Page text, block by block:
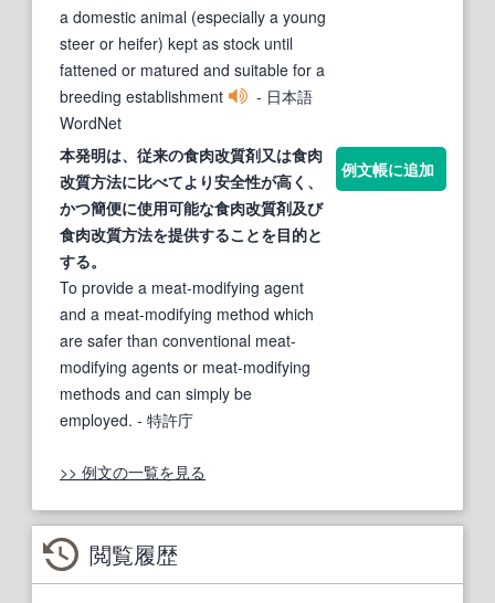
a domestic animal (especially a young
steer or heifer) kept as stock until
fattened or matured and suitable for a
breeding establishment
- 日本語
WordNet
本発明は、従来の食肉改質剤又は食肉
改質方法に比べてより安全性が高く、
かつ簡便に使用可能な食肉改質剤及び
食肉改質方法を提供することを目的と
する。
To provide a meat-modifying agent
and a meat-modifying method which
are safer than conventional meat-
modifying agents or meat-modifying
methods and can simply be
employed. - 特許庁
例文帳に追加
>> 例文の一覧を見る
閲覧履歴